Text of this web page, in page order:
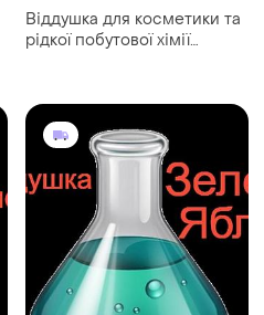
Віддушка для косметики та
рідкої побутової хімії